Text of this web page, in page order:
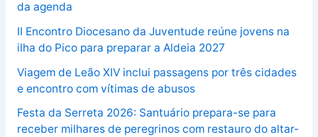
da agenda
II Encontro Diocesano da Juventude reúne jovens na
ilha do Pico para preparar a Aldeia 2027
Viagem de Leão XIV inclui passagens por três cidades
e encontro com vítimas de abusos
Festa da Serreta 2026: Santuário prepara-se para
receber milhares de peregrinos com restauro do altar-